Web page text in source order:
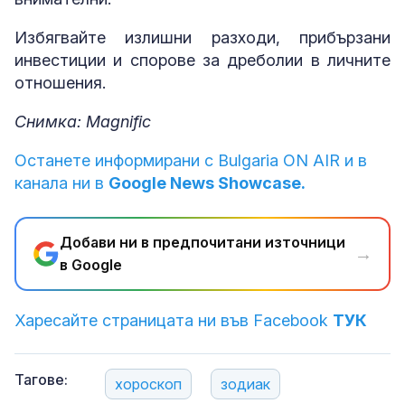
Избягвайте излишни разходи, прибързани
инвестиции и спорове за дреболии в личните
отношения.
Снимка: Magnific
Останете информирани с Bulgaria ON AIR и в
канала ни в Google News Showcase.
Добави ни в предпочитани източници
в Google
→
Харесайте страницата ни във Facebook ТУК
Тагове: хороскоп зодиак